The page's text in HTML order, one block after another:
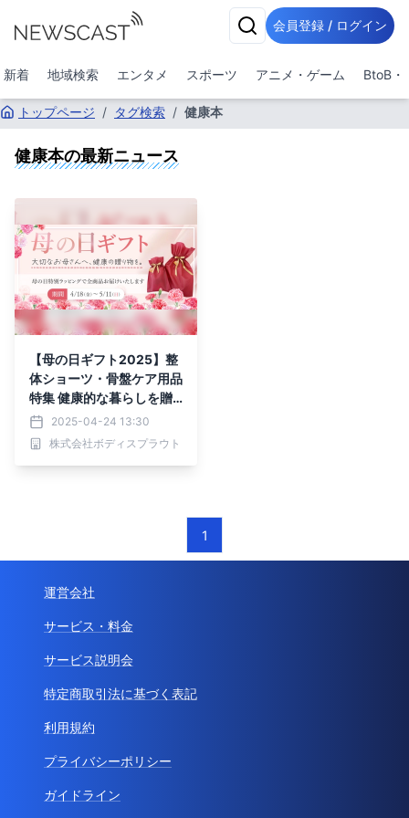
会員登録 / ログイン
新着 地域検索 エンタメ スポーツ アニメ・ゲーム BtoB・
トップページ / タグ検索 / 健康本
健康本の最新ニュース
【母の日ギフト2025】整
体ショーツ・骨盤ケア用品
特集 健康的な暮らしを贈
る提案2025-04-24 13:30
株式会社ボディスプラウト
1
運営会社
サービス・料金
サービス説明会
特定商取引法に基づく表記
利用規約
プライバシーポリシー
ガイドライン